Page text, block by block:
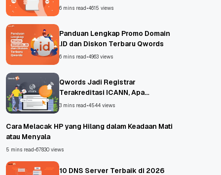
6 mins read•4615 views
Panduan Lengkap Promo Domain
.ID dan Diskon Terbaru Qwords
6 mins read•4963 views
Qwords Jadi Registrar
Terakreditasi ICANN, Apa
Untungnya?
3 mins read•4544 views
Cara Melacak HP yang Hilang dalam Keadaan Mati
atau Menyala
5 mins read•67830 views
10 DNS Server Terbaik di 2026